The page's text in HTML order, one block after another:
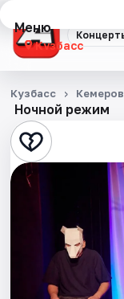
Меню
Кузбасс
Концерты
Театр
Выставки
События
Города
Ночной режим
Кузбасс